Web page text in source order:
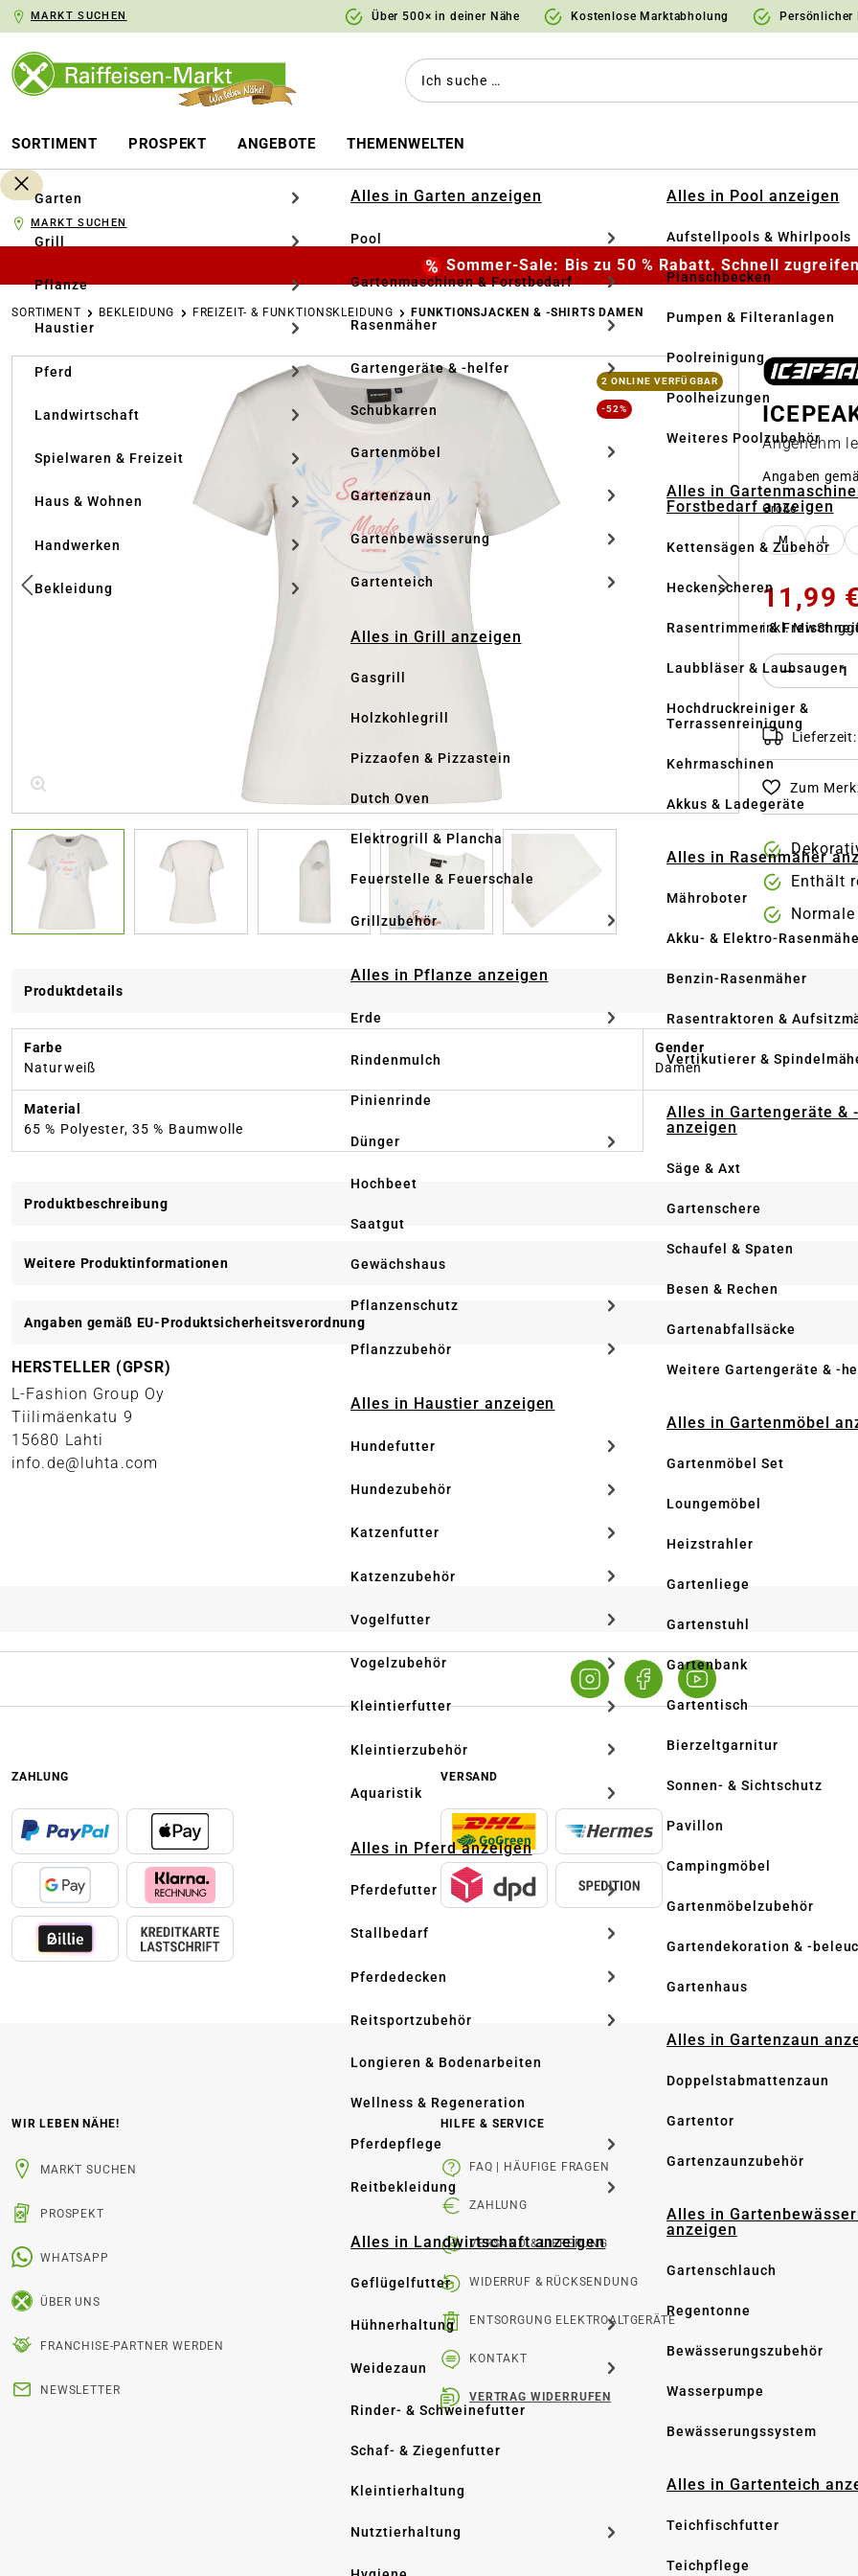
Zur Hauptnavigation springen
MARKT SUCHEN Über 500× in deiner Nähe Kostenlose Marktabholung Persönlicher
SORTIMENT PROSPEKT ANGEBOTE THEMENWELTEN
Garten
Grill
Pflanze
Haustier
Pferd
Landwirtschaft
Spielwaren & Freizeit
Haus & Wohnen
Handwerken
Bekleidung
Alles in Garten anzeigen
Pool
Gartenmaschinen & Forstbedarf
Rasenmäher
Gartengeräte & -helfer
Schubkarren
Gartenmöbel
Gartenzaun
Gartenbewässerung
Gartenteich
Alles in Grill anzeigen
Gasgrill
Holzkohlegrill
Pizzaofen & Pizzastein
Dutch Oven
Elektrogrill & Plancha
Feuerstelle & Feuerschale
Grillzubehör
Alles in Pflanze anzeigen
Erde
Rindenmulch
Pinienrinde
Dünger
Hochbeet
Saatgut
Gewächshaus
Pflanzenschutz
Pflanzzubehör
Alles in Haustier anzeigen
Hundefutter
Hundezubehör
Katzenfutter
Katzenzubehör
Vogelfutter
Vogelzubehör
Kleintierfutter
Kleintierzubehör
Aquaristik
Alles in Pferd anzeigen
Pferdefutter
Stallbedarf
Pferdedecken
Reitsportzubehör
Longieren & Bodenarbeiten
Wellness & Regeneration
Pferdepflege
Reitbekleidung
Alles in Landwirtschaft anzeigen
Geflügelfutter
Hühnerhaltung
Weidezaun
Rinder- & Schweinefutter
Schaf- & Ziegenfutter
Kleintierhaltung
Nutztierhaltung
Alles in Pool anzeigen
Aufstellpools & Whirlpools
Planschbecken
Pumpen & Filteranlagen
Poolreinigung
Poolheizungen
Weiteres Poolzubehör
Alles in
Forstbedarf anzeigen
Kettensägen & Zubehör
Heckenscheren
Rasentrimmer &
Laubbläser & Laubsauger
Hochdruckreiniger &
Terrassenreinigung
Kehrmaschinen
Akkus & Ladegeräte
Alles in Rasenmäher
Mähroboter
Akku- & Elektro-
Benzin-Rasenmäher
Rasentraktoren &
Vertikutierer &
Alles in Gartengeräte &
anzeigen
Säge & Axt
Gartenschere
Schaufel & Spaten
Besen & Rechen
Gartenabfallsäcke
Weitere Gartengeräte & -
Alles in Gartenmöbel
Gartenmöbel Set
Loungemöbel
Heizstrahler
Gartenliege
Gartenstuhl
Gartenbank
Gartentisch
Bierzeltgarnitur
Sonnen- & Sichtschutz
Pavillon
Campingmöbel
Gartenmöbelzubehör
Gartendekoration & -
Gartenhaus
Alles in Gartenzaun
Doppelstabmattenzaun
Gartentor
Gartenzaunzubehör
Alles in
anzeigen
Gartenschlauch
Regentonne
Bewässerungszubehör
Wasserpumpe
Bewässerungssystem
Alles in Gartenteich
Teichfischfutter
Teichpflege
MARKT SUCHEN
Sommer-Sale: Bis zu 50 % Rabatt. Schnell
SORTIMENT BEKLEIDUNG FREIZEIT- & FUNKTIONSKLEIDUNG FUNKTIONSJACKEN & -SHIRTS DAMEN
Bildergalerie überspringen
2 ONLINE VERFÜGBAR
-52%
Angenehm
Angaben
Größeauswählen
M L
11,99 €
inkl. MwSt.
Produkt
Zum
Enthält
Produktdetails
Farbe
Naturweiß
Gender
Damen
Material
65 % Polyester, 35 % Baumwolle
Produktbeschreibung
Weitere Produktinformationen
Angaben gemäß EU-Produktsicherheitsverordnung
HERSTELLER (GPSR)
L-Fashion Group Oy
Tiilimäenkatu 9
15680 Lahti
info.de@luhta.com
ZAHLUNG VERSAND
WIR LEBEN NÄHE!
MARKT SUCHEN
PROSPEKT
WHATSAPP
ÜBER UNS
FRANCHISE-PARTNER WERDEN
NEWSLETTER
HILFE & SERVICE
FAQ | HÄUFIGE FRAGEN
ZAHLUNG
VERSAND & LIEFERUNG
WIDERRUF & RÜCKSENDUNG
ENTSORGUNG ELEKTROALTGERÄTE
KONTAKT
VERTRAG WIDERRUFEN